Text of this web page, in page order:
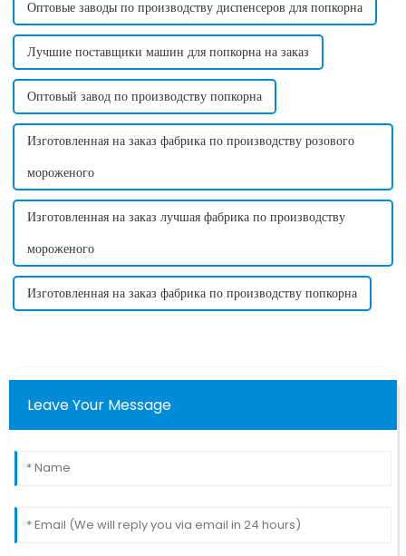
Оптовые заводы по производству диспенсеров для попкорна
Лучшие поставщики машин для попкорна на заказ
Оптовый завод по производству попкорна
Изготовленная на заказ фабрика по производству розового
мороженого
Изготовленная на заказ лучшая фабрика по производству
мороженого
Изготовленная на заказ фабрика по производству попкорна
Leave Your Message